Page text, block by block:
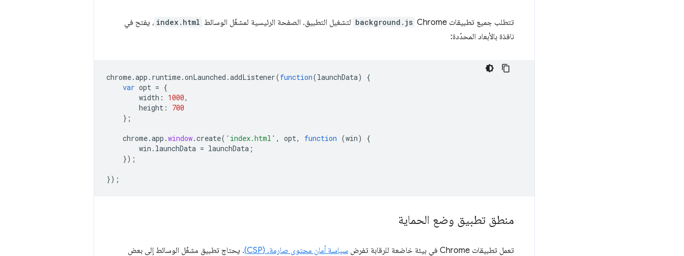
تتطلب جميع تطبيقات Chrome background.js لتشغيل التطبيق. الصفحة الرئيسية لمشغّل الوسائط index.html ، يفتح في
نافذة بالأبعاد المحدّدة:
chrome.app . runtime.onLaunched .addListener(function(launchData)
{
var opt = {
width : 1000,
height :
700
};
chrome.app .window.create( 'index.html' , opt, function (win)
{
win . launchData = launchData ;
});
});
منطق تطبيق وضع الحماية
تعمل تطبيقات Chrome في بيئة خاضعة للرقابة تفرض سياسة أمان محتوى صارمة. (CSP)
. يحتاج تطبيق مشغّل الوسائط إلى بعض